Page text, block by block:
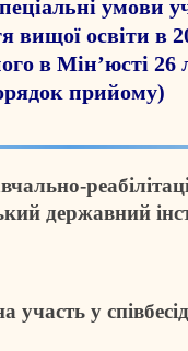
умови
вищої освіти в
в Мін’юсті 26
прийому)
державний
участь у